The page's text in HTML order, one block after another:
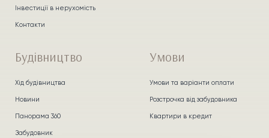
Інвестиції в нерухомість
Контакти
Будівництво
Хід будівництва
Новини
Панорама 360
Забудовник
Умови
Умови та варіанти оплати
Розстрочка від забудовника
Квартири в кредит